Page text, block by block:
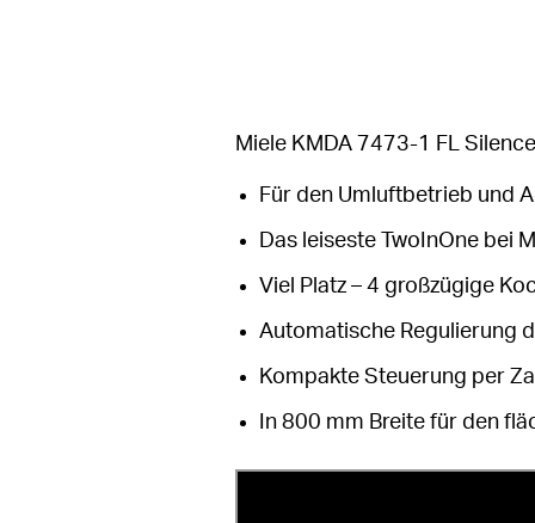
Miele KMDA 7473-1 FL
Für den Umluftbetrieb und
Das leiseste TwoInOne bei
Viel Platz – 4 großzügige
Automatische Regulierung
Kompakte Steuerung per
In 800 mm Breite für den